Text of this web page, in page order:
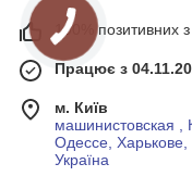
100% позитивних з
Працює з
м. Київ
машинистовская ,
Одессе, Харькове,
Україна